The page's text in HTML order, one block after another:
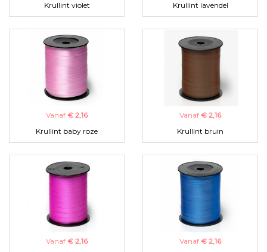
Krullint violet
Krullint lavendel
Vanaf € 2,16
Krullint baby roze
Vanaf € 2,16
Krullint bruin
Vanaf € 2,16
Vanaf € 2,16